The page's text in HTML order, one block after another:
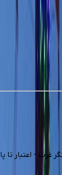
- اعتبار تا پایان